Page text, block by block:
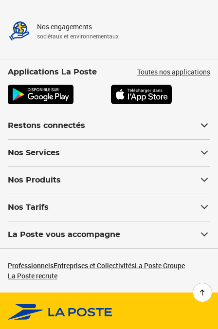
Nos engagements
sociétaux et environnementaux
Applications La Poste Toutes nos applications
Restons connectés
Nos Services
Nos Produits
Nos Tarifs
La Poste vous accompagne
ProfessionnelsEntreprises et CollectivitésLa Poste Groupe
La Poste recrute